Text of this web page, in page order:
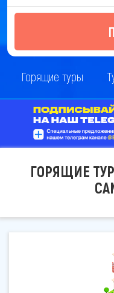
Горящие туры
ГОРЯЩИЕ